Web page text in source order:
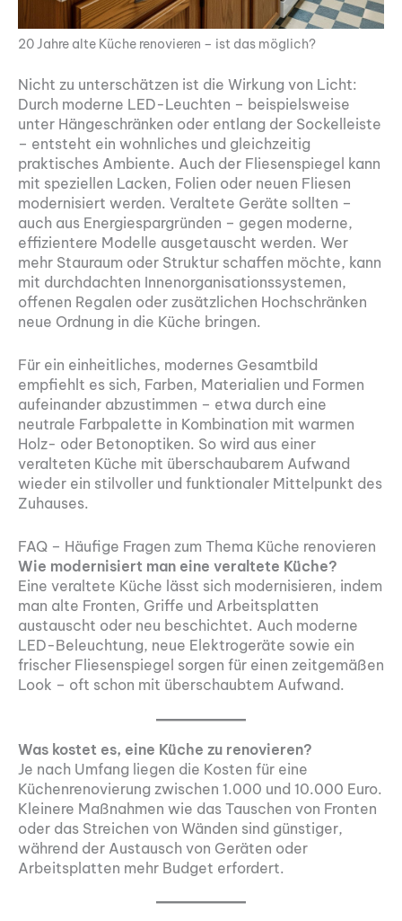
20 Jahre alte Küche renovieren – ist das möglich?
Nicht zu unterschätzen ist die Wirkung von Licht:
Durch moderne LED-Leuchten – beispielsweise
unter Hängeschränken oder entlang der Sockelleiste
– entsteht ein wohnliches und gleichzeitig
praktisches Ambiente. Auch der Fliesenspiegel kann
mit speziellen Lacken, Folien oder neuen Fliesen
modernisiert werden. Veraltete Geräte sollten –
auch aus Energiespargründen – gegen moderne,
effizientere Modelle ausgetauscht werden. Wer
mehr Stauraum oder Struktur schaffen möchte, kann
mit durchdachten Innenorganisationssystemen,
offenen Regalen oder zusätzlichen Hochschränken
neue Ordnung in die Küche bringen.
Für ein einheitliches, modernes Gesamtbild
empfiehlt es sich, Farben, Materialien und Formen
aufeinander abzustimmen – etwa durch eine
neutrale Farbpalette in Kombination mit warmen
Holz- oder Betonoptiken. So wird aus einer
veralteten Küche mit überschaubarem Aufwand
wieder ein stilvoller und funktionaler Mittelpunkt des
Zuhauses.
FAQ – Häufige Fragen zum Thema Küche renovieren
Wie modernisiert man eine veraltete Küche?
Eine veraltete Küche lässt sich modernisieren, indem
man alte Fronten, Griffe und Arbeitsplatten
austauscht oder neu beschichtet. Auch moderne
LED-Beleuchtung, neue Elektrogeräte sowie ein
frischer Fliesenspiegel sorgen für einen zeitgemäßen
Look – oft schon mit überschaubtem Aufwand.
Was kostet es, eine Küche zu renovieren?
Je nach Umfang liegen die Kosten für eine
Küchenrenovierung zwischen 1.000 und 10.000 Euro.
Kleinere Maßnahmen wie das Tauschen von Fronten
oder das Streichen von Wänden sind günstiger,
während der Austausch von Geräten oder
Arbeitsplatten mehr Budget erfordert.